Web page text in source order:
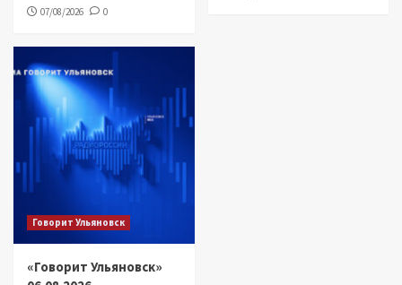
07/08/2026 0
Говорит Ульяновск
«Говорит Ульяновск»